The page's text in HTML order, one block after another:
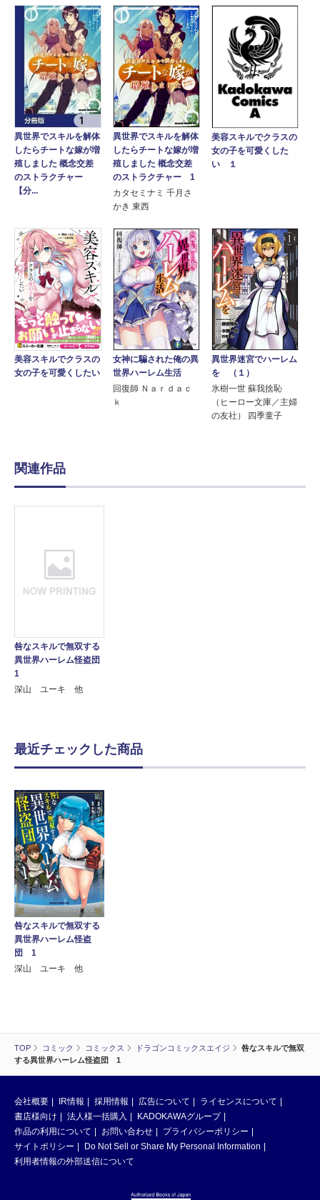
TOP コミック コミックス ドラゴンコミックスエイジ
咎なスキルで無双
する異世界ハーレム怪盗団 1
異世界でスキルを解体
したらチートな嫁が増
殖しました 概念交差
のストラクチャー
【分...
異世界でスキルを解体
したらチートな嫁が増
殖しました 概念交差
のストラクチャー 1
カタセミナミ 千月さ
かき 東西
美容スキルでクラスの
女の子を可愛くした
い １
美容スキルでクラスの
女の子を可愛くしたい
女神に騙された俺の異
世界ハーレム生活
回復師 Ｎａｒｄａｃ
ｋ
異世界迷宮でハーレム
を （１）
氷樹一世 蘇我捨恥
（ヒーロー文庫／主婦
の友社） 四季童子
関連作品
咎なスキルで無双する
異世界ハーレム怪盗団
1
深山 ユーキ 他
最近チェックした商品
咎なスキルで無双する
異世界ハーレム怪盗
団 1
深山 ユーキ 他
会社概要 IR情報 採用情報 広告について
ライセンスについて
書店様向け
法人様一括購入
KADOKAWAグループ
作品の利用について
お問い合わせ
プライバシーポリシー
サイトポリシー
Do Not Sell or Share My Personal Information
利用者情報の外部送信について